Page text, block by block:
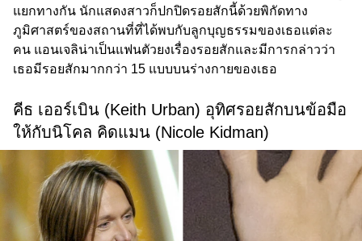
แยกทางกัน นักแสดงสาวก็ปกปิดรอยสักนี้ด้วยพิกัดทาง
ภูมิศาสตร์ของสถานที่ที่ได้พบกับลูกบุญธรรมของเธอแต่ละ
คน แอนเจลิน่าเป็นแฟนตัวยงเรื่องรอยสักและมีการกล่าวว่า
เธอมีรอยสักมากกว่า 15 แบบบนร่างกายของเธอ
คีธ เออร์เบิน (Keith Urban) อุทิศรอยสักบนข้อมือ
ให้กับนิโคล คิดแมน (Nicole Kidman)